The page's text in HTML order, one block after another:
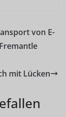
von E-
mit Lücken